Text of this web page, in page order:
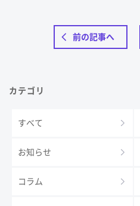
前の記事へ
カテゴリ
すべて
お知らせ
コラム